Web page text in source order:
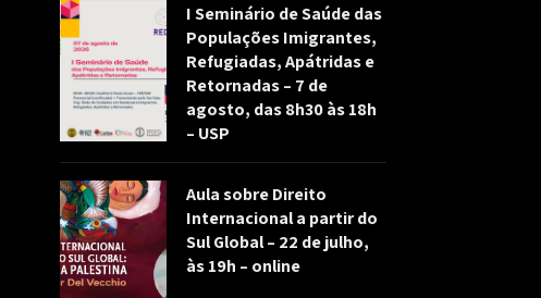
I Seminário de Saúde das
Populações Imigrantes,
Refugiadas, Apátridas e
Retornadas – 7 de
agosto, das 8h30 às 18h
– USP
Aula sobre Direito
Internacional a partir do
Sul Global – 22 de julho,
às 19h – online